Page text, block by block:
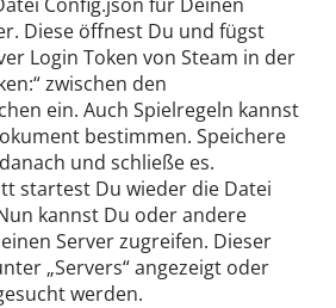
Diese öffnest Du und fügst
Login Token von Steam in der
zwischen den
ein. Auch Spielregeln kannst
bestimmen. Speichere
und schließe es.
startest Du wieder die Datei
kannst Du oder andere
Server zugreifen. Dieser
„Servers“ angezeigt oder
werden.